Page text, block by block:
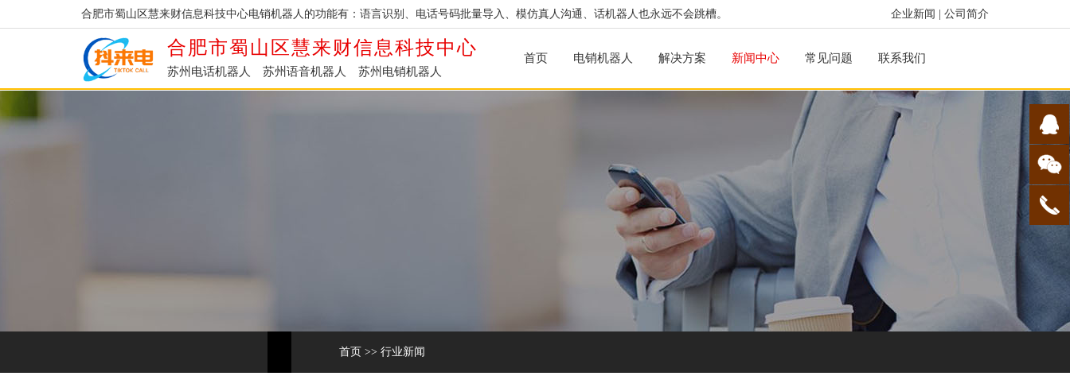
企业新闻 公司简介
合肥市蜀山区慧来财信息科技中心电销机器人的功能有：语言识别、电话号码批量导入、模仿真人沟通、话机器人也永远不会跳槽。
合肥市蜀山区慧来财信息科技中心
苏州电话机器人 苏州语音机器人 苏州电销机器人
首页 电销机器人 解决方案 新闻中心 常见问题 联系我们
首页 >> 行业新闻